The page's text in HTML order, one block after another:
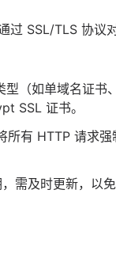
过 SSL/TLS 协议
型（如单域名证书、
SSL 证书。
所有 HTTP 请求
需及时更新，以